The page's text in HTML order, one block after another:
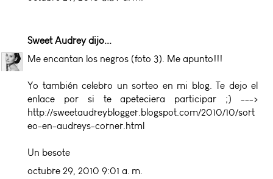
Sweet Audreydijo...
Me encantan los negros (foto 3). Me apunto!!!
Yo también celebro un sorteo en mi blog. Te dejo el
enlace por si te apeteciera participar ;) --->
http://sweetaudreyblogger.blogspot.com/2010/10/sort
eo-en-audreys-corner.html
Un besote
octubre 29, 2010 9:01 a. m.